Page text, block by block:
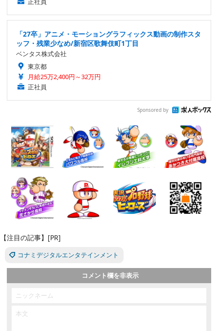
「27卒」アニメ・モーショングラフィックス動画の制作スタ
ッフ・残業少なめ/新宿区歌舞伎町1丁目
ベンタス株式会社
東京都
月給25万2,400円～32万円
正社員
Sponsored by
【注目の記事】[PR]
コナミデジタルエンタテインメント
コメント欄を非表示